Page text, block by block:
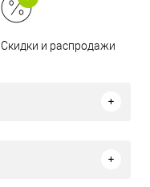
Скидки и распродажи